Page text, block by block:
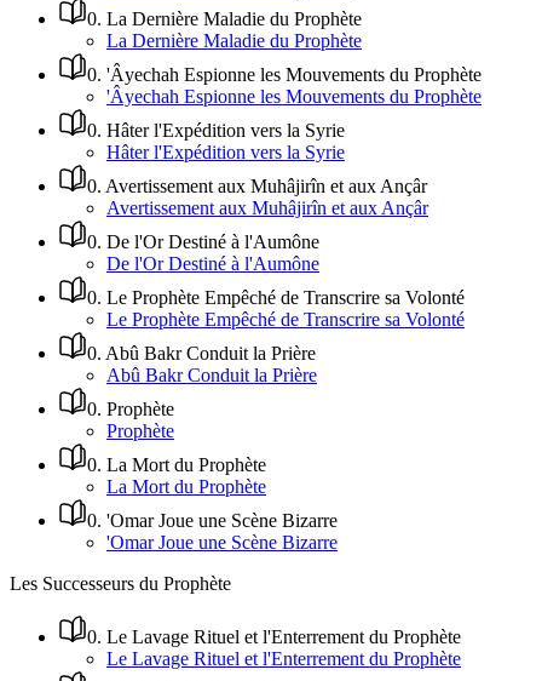
0. La Dernière Maladie du Prophète
La Dernière Maladie du Prophète
0. 'Âyechah Espionne les Mouvements du Prophète
'Âyechah Espionne les Mouvements du Prophète
0. Hâter l'Expédition vers la Syrie
Hâter l'Expédition vers la Syrie
0. Avertissement aux Muhâjirîn et aux Ançâr
Avertissement aux Muhâjirîn et aux Ançâr
0. De l'Or Destiné à l'Aumône
De l'Or Destiné à l'Aumône
0. Le Prophète Empêché de Transcrire sa Volonté
Le Prophète Empêché de Transcrire sa Volonté
0. Abû Bakr Conduit la Prière
Abû Bakr Conduit la Prière
0. Prophète
Prophète
0. La Mort du Prophète
La Mort du Prophète
0. 'Omar Joue une Scène Bizarre
'Omar Joue une Scène Bizarre
Les Successeurs du Prophète
0. Le Lavage Rituel et l'Enterrement du Prophète
Le Lavage Rituel et l'Enterrement du Prophète